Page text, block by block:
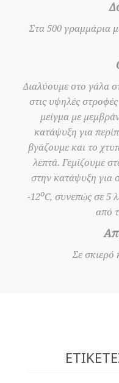
Στα 500 γραμμάρια
Διαλύουμε στο γάλα
στις υψηλές
μείγμα με
κατάψυξη για
βγάζουμε και το
λεπτά. Γεμίζουμε
στην κατάψυξη για
-12οC, συνεπώς σε 5
από
Σε σκιερό